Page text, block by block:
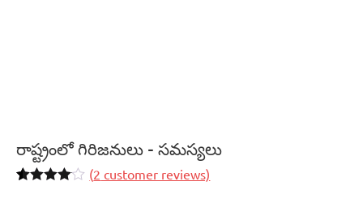
రాష్ట్రంలో గిరిజనులు – సమస్యలు
(2 customer reviews)